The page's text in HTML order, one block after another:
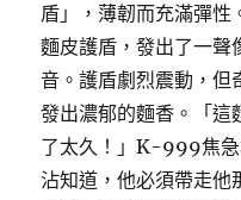
盾」，薄韌而充滿彈性
麵皮護盾，發出了一聲
音。護盾劇烈震動，但
發出濃郁的麵香。「這
了太久！」K-999焦急
沾知道，他必須帶走他